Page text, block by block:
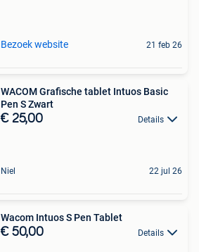
Bezoek website 21 feb 26
WACOM Grafische tablet Intuos Basic
Pen S Zwart
€ 25,00 Details
Niel 22 jul 26
Wacom Intuos S Pen Tablet
€ 50,00 Details